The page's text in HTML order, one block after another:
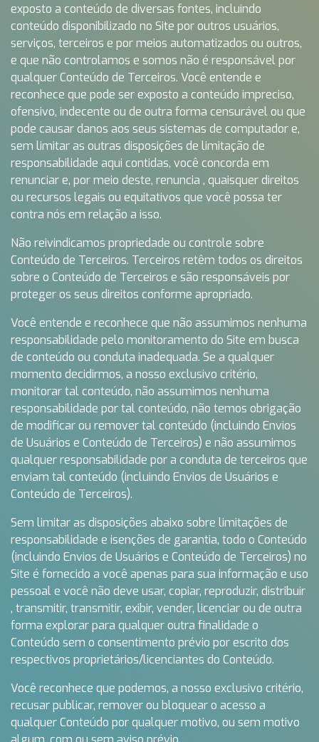
exposto a conteúdo de diversas fontes, incluindo
conteúdo disponibilizado no Site por outros usuários,
serviços, terceiros e por meios automatizados ou outros,
e que não controlamos e somos não é responsável por
qualquer Conteúdo de Terceiros. Você entende e
reconhece que pode ser exposto a conteúdo impreciso,
ofensivo, indecente ou de outra forma censurável ou que
pode causar danos aos seus sistemas de computador e,
sem limitar as outras disposições de limitação de
responsabilidade aqui contidas, você concorda em
renunciar e, por meio deste, renuncia , quaisquer direitos
ou recursos legais ou equitativos que você possa ter
contra nós em relação a isso.
Não reivindicamos propriedade ou controle sobre
Conteúdo de Terceiros. Terceiros retêm todos os direitos
sobre o Conteúdo de Terceiros e são responsáveis ​​por
proteger os seus direitos conforme apropriado.
Você entende e reconhece que não assumimos nenhuma
responsabilidade pelo monitoramento do Site em busca
de conteúdo ou conduta inadequada. Se a qualquer
momento decidirmos, a nosso exclusivo critério,
monitorar tal conteúdo, não assumimos nenhuma
responsabilidade por tal conteúdo, não temos obrigação
de modificar ou remover tal conteúdo (incluindo Envios
de Usuários e Conteúdo de Terceiros) e não assumimos
qualquer responsabilidade por a conduta de terceiros que
enviam tal conteúdo (incluindo Envios de Usuários e
Conteúdo de Terceiros).
Sem limitar as disposições abaixo sobre limitações de
responsabilidade e isenções de garantia, todo o Conteúdo
(incluindo Envios de Usuários e Conteúdo de Terceiros) no
Site é fornecido a você apenas para sua informação e uso
pessoal e você não deve usar, copiar, reproduzir, distribuir
, transmitir, transmitir, exibir, vender, licenciar ou de outra
forma explorar para qualquer outra finalidade o
Conteúdo sem o consentimento prévio por escrito dos
respectivos proprietários/licenciantes do Conteúdo.
Você reconhece que podemos, a nosso exclusivo critério,
recusar publicar, remover ou bloquear o acesso a
qualquer Conteúdo por qualquer motivo, ou sem motivo